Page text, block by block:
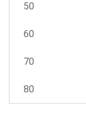
50
60
70
80